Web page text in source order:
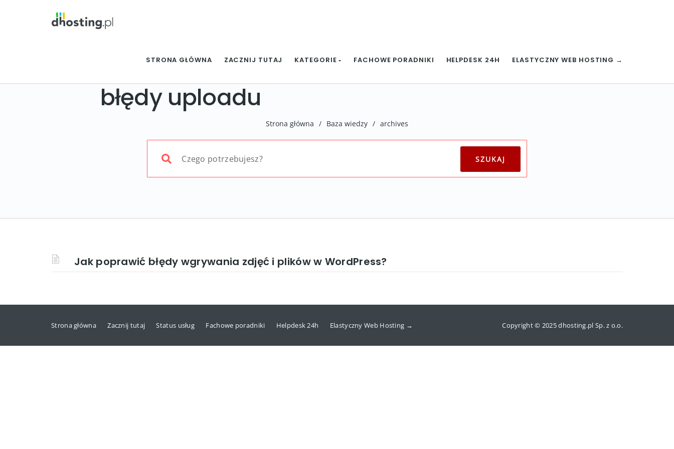
STRONA GŁÓWNA ZACZNIJ TUTAJ KATEGORIE FACHOWE PORADNIKI HELPDESK 24H ELASTYCZNY WEB HOSTING →
błędy uploadu
Strona główna / Baza wiedzy / archives
Jak poprawić błędy wgrywania zdjęć i plików w WordPress?
Strona główna Zacznij tutaj Status usług Fachowe poradniki Helpdesk 24h Elastyczny Web Hosting → Copyright © 2025 dhosting.pl Sp. z o.o.